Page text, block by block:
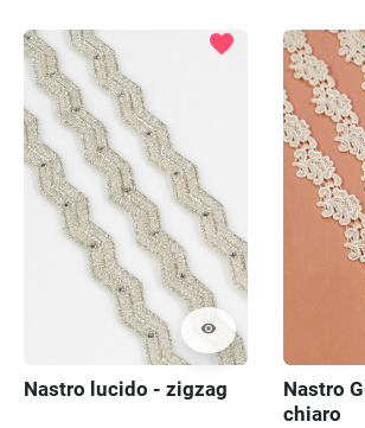
visibility
favorite
Nastro lucido - zigzag
Nastro
chiaro